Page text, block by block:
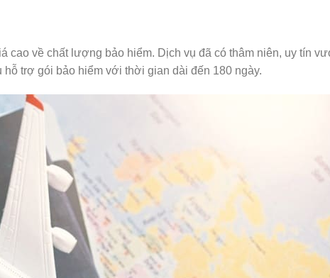
về chất lượng bảo hiểm. Dịch vụ đã có thâm niên, uy tín
trợ gói bảo hiểm với thời gian dài đến 180 ngày.